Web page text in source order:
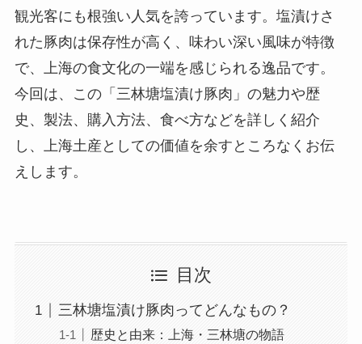
観光客にも根強い人気を誇っています。塩漬けさ
れた豚肉は保存性が高く、味わい深い風味が特徴
で、上海の食文化の一端を感じられる逸品です。
今回は、この「三林塘塩漬け豚肉」の魅力や歴
史、製法、購入方法、食べ方などを詳しく紹介
し、上海土産としての価値を余すところなくお伝
えします。
目次
三林塘塩漬け豚肉ってどんなもの？
歴史と由来：上海・三林塘の物語